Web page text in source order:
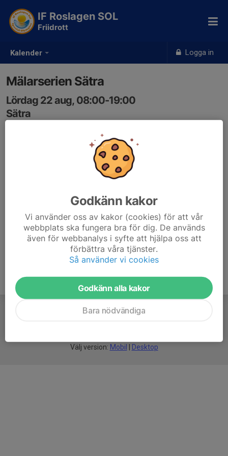
Kalender Logga in
IF Roslagen SOL
Friidrott
Mälarserien Sätra
Lördag 22 aug, 08:00-19:00
Sätra
Mälarserien drar igång. Tävling i Sätra.
Exakta tider kommer närmare tävlingen.
Anmälan är öppen för gruppens medlemmar.Logga in här
Välj version: Mobil Desktop
Godkänn kakor
Vi använder oss av kakor (cookies) för att vår
webbplats ska fungera bra för dig. De används
även för webbanalys i syfte att hjälpa oss att
förbättra våra tjänster.
Så använder vi cookies
Godkänn alla kakor
Bara nödvändiga